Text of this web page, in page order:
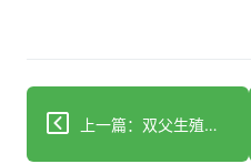
上一篇：双父生殖技术虽现曙光，能否突破困境用于人类？